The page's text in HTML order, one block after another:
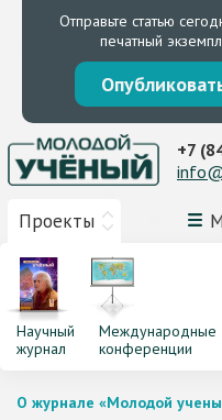
Отправьте статью
печатный
Проекты
+7
Научный
журнал
Международные
конференции
О журнале «Молодой